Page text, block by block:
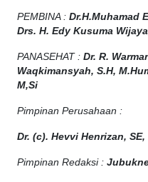
PEMBINA : Dr.H.Muhamad
Drs. H. Edy Kusuma
PANASEHAT : Dr. R.
Waqkimansyah, S.H,
M,Si
Pimpinan Perusahaan :
Dr. (c). Hevvi Henrizan, SE,
Pimpinan Redaksi :